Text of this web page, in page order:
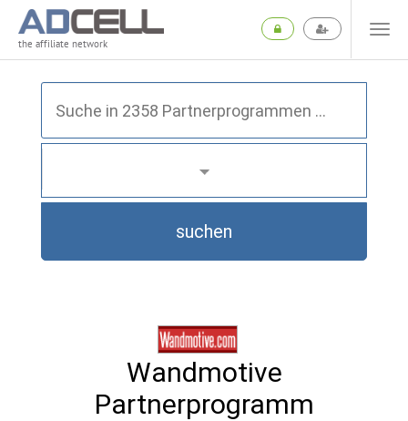
the affiliate network
suchen
Wandmotive
Partnerprogramm